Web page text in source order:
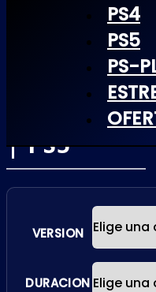
PS4
PS5
PS-
CALL OF
CTHULHU
| PS5
VERSION
DURACION